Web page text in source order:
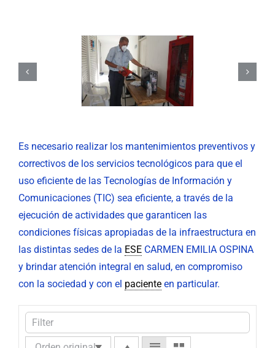
Rendición de Cuentas
Ayudas para Navegar
Es necesario realizar los mantenimientos preventivos y
correctivos de los servicios tecnológicos para que el
uso eficiente de las Tecnologías de Información y
Comunicaciones (TIC) sea eficiente, a través de la
ejecución de actividades que garanticen las
condiciones físicas apropiadas de la infraestructura en
las distintas sedes de la ESECARMEN EMILIA OSPINA
y brindar atención integral en salud, en compromiso
con la sociedad y con el pacienteen particular.